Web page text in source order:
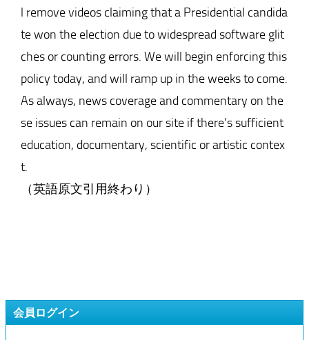
l remove videos claiming that a Presidential candida
te won the election due to widespread software glit
ches or counting errors. We will begin enforcing this
policy today, and will ramp up in the weeks to come.
As always, news coverage and commentary on the
se issues can remain on our site if there’s sufficient
education, documentary, scientific or artistic contex
t.
（英語原文引用終わり）
会員ログイン